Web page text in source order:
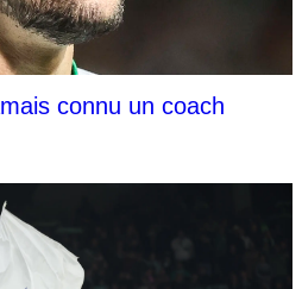
connu un coach